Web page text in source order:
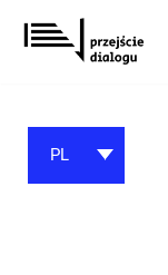
Przejdź
do
PL